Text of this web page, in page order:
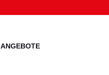
ANGEBOTE